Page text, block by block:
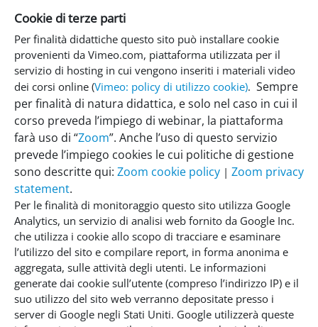
Cookie di terze parti
Per finalità didattiche questo sito può installare cookie
provenienti da Vimeo.com, piattaforma utilizzata per il
servizio di hosting in cui vengono inseriti i materiali video
dei corsi online (Vimeo: policy di utilizzo cookie). Sempre
per finalità di natura didattica, e solo nel caso in cui il
corso preveda l’impiego di webinar, la piattaforma
farà uso di “Zoom”. Anche l’uso di questo servizio
prevede l’impiego cookies le cui politiche di gestione
sono descritte qui: Zoom cookie policy | Zoom privacy
statement.
Per le finalità di monitoraggio questo sito utilizza Google
Analytics, un servizio di analisi web fornito da Google Inc.
che utilizza i cookie allo scopo di tracciare e esaminare
l’utilizzo del sito e compilare report, in forma anonima e
aggregata, sulle attività degli utenti. Le informazioni
generate dai cookie sull’utente (compreso l’indirizzo IP) e il
suo utilizzo del sito web verranno depositate presso i
server di Google negli Stati Uniti. Google utilizzerà queste